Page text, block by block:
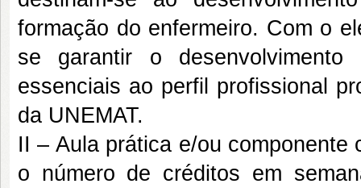
formação do enfermeiro. Com o
se garantir o desenvolvimento
essenciais ao perfil profissional
da UNEMAT.
II – Aula prática e/ou
o número de créditos em